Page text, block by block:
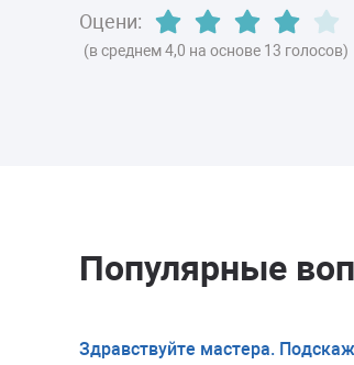
Оцени:
(в среднем 4,0 на основе 13 голосов)
Популярные
Здравствуйте мастера.